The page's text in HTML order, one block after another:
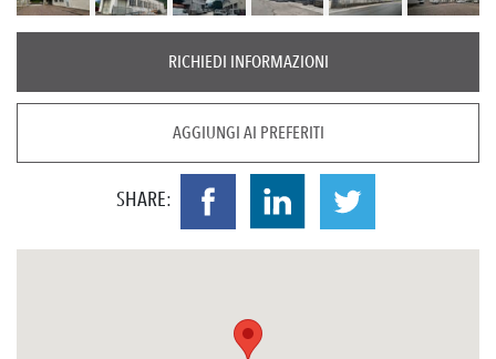
RICHIEDI INFORMAZIONI
AGGIUNGI AI PREFERITI
SHARE: